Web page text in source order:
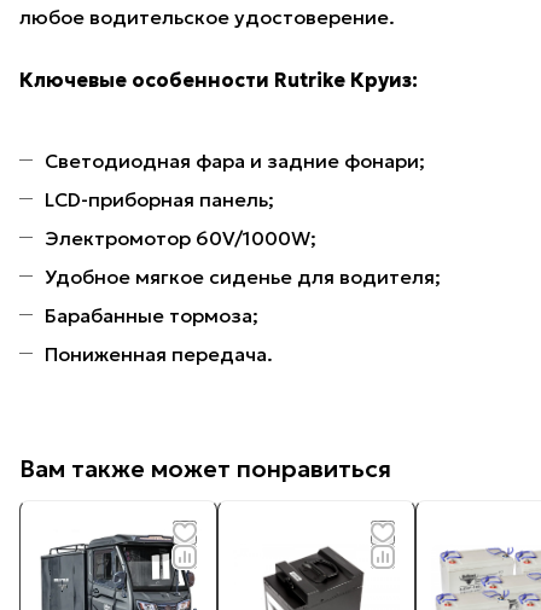
любое водительское удостоверение.
Ключевые особенности Rutrike Круиз:
Светодиодная фара и задние фонари;
LCD-приборная панель;
Электромотор 60V/1000W;
Удобное мягкое сиденье для водителя;
Барабанные тормоза;
Пониженная передача.
Вам также может понравиться